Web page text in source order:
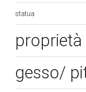
statua
gesso/